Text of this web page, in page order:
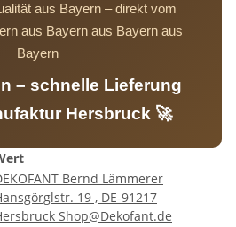
aus Bayern – direkt vom
aus Bayern aus Bayern aus
Bayern
– schnelle Lieferung
Hersbruck 🚀
Bernd Lämmerer
19 , DE-91217
Shop@Dekofant.de